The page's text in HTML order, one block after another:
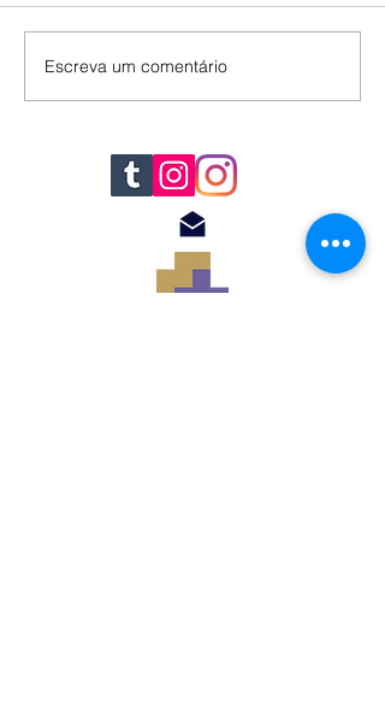
Escreva um comentário